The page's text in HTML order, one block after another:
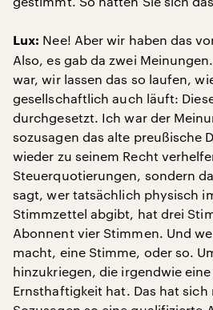
Lux: Nee! Aber wir haben das
Also, es gab da zwei
war, wir lassen das so laufen,
gesellschaftlich auch läuft:
durchgesetzt. Ich war der
sozusagen das alte preußische
wieder zu seinem Recht
Steuerquotierungen, sondern
sagt, wer tatsächlich physisch
Stimmzettel abgibt, hat drei
Abonnent vier Stimmen. Und
macht, eine Stimme, oder so.
hinzukriegen, die irgendwie
Ernsthaftigkeit hat. Das hat